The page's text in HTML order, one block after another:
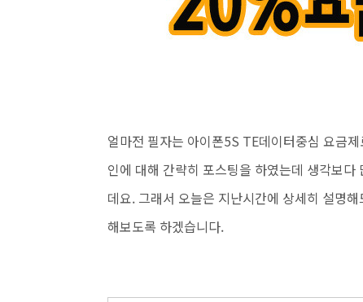
얼마전 필자는 아이폰5S TE데이터중심 요금
인에 대해 간략히 포스팅을 하였는데 생각보다
데요. 그래서 오늘은 지난시간에 상세히 설명해
해보도록 하겠습니다.